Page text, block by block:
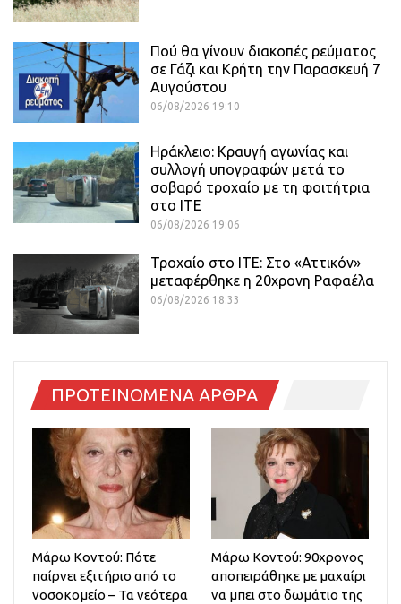
Πού θα γίνουν διακοπές ρεύματος
σε Γάζι και Κρήτη την Παρασκευή 7
Αυγούστου
06/08/2026 19:10
Ηράκλειο: Κραυγή αγωνίας και
συλλογή υπογραφών μετά το
σοβαρό τροχαίο με τη φοιτήτρια
στο ΙΤΕ
06/08/2026 19:06
Τροχαίο στο ΙΤΕ: Στο «Αττικόν»
μεταφέρθηκε η 20χρονη Ραφαέλα
06/08/2026 18:33
ΠΡΟΤΕΙΝΟΜΕΝΑ ΑΡΘΡΑ
Μάρω Κοντού: Πότε
παίρνει εξιτήριο από το
νοσοκομείο – Τα νεότερα
Μάρω Κοντού: 90χρονος
αποπειράθηκε με μαχαίρι
να μπει στο δωμάτιο της